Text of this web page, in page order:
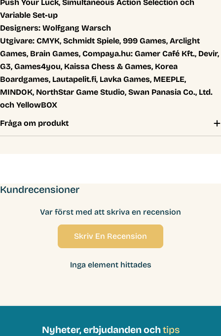
Push Your Luck, Simultaneous Action Selection och
Variable Set-up
Designers: Wolfgang Warsch
Utgivare: CMYK, Schmidt Spiele, 999 Games, Arclight
Games, Brain Games, Compaya.hu: Gamer Café Kft., Devir,
G3, Games4you, Kaissa Chess & Games, Korea
Boardgames, Lautapelit.fi, Lavka Games, MEEPLE,
MINDOK, NorthStar Game Studio, Swan Panasia Co., Ltd.
och YellowBOX
Fråga om produkt
Kundrecensioner
Var först med att skriva en recension
Skriv En Recension
Inga element hittades
Nyheter, erbjudanden ochtips